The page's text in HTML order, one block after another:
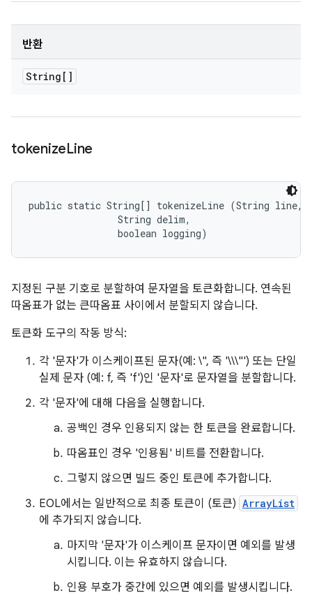
반환
String[]
tokenizeLine
public static String[] tokenizeLine (String line,
                String delim,
                boolean logging)
지정된 구분 기호로 분할하여 문자열을 토큰화합니다. 연속된
따옴표가 없는 큰따옴표 사이에서 분할되지 않습니다.
토큰화 도구의 작동 방식:
각 '문자'가 이스케이프된 문자(예: \", 즉 '\\\"') 또는 단일
실제 문자 (예: f, 즉 'f')인 '문자'로 문자열을 분할합니다.
각 '문자'에 대해 다음을 실행합니다.
공백인 경우 인용되지 않는 한 토큰을 완료합니다.
따옴표인 경우 '인용됨' 비트를 전환합니다.
그렇지 않으면 빌드 중인 토큰에 추가합니다.
EOL에서는 일반적으로 최종 토큰이 (토큰) ArrayList
에 추가되지 않습니다.
마지막 '문자'가 이스케이프 문자이면 예외를 발생
시킵니다. 이는 유효하지 않습니다.
인용 부호가 중간에 있으면 예외를 발생시킵니다.